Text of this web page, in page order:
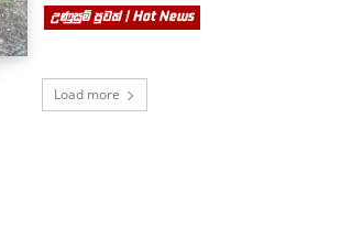
උණුසුම් පුවත් | Hot News
Load more